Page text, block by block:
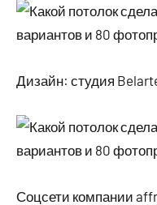
Дизайн: студия
Соцсети компании